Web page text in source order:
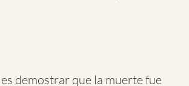
demostrar que la muerte fue